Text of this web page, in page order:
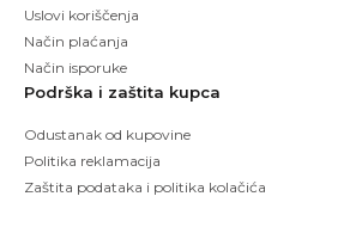
Uslovi koriščenja
Način plaćanja
Način isporuke
Podrška i zaštita kupca
Odustanak od kupovine
Politika reklamacija
Zaštita podataka i politika kolačića